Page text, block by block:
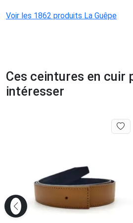
Voir les 1862 produits La Guêpe
Ces ceintures en cuir
intéresser